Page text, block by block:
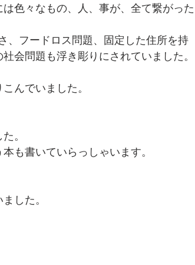
色々なもの、人、事が、全て繋がった
、フードロス問題、固定した住所を持
会問題も浮き彫りにされていました。
んでいました。
。
も書いていらっしゃいます。
した。